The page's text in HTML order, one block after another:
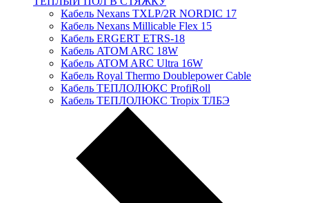
Кабель Nexans TXLP/2R NORDIC 17
Кабель Nexans Millicable Flex 15
Кабель ERGERT ETRS-18
Кабель ATOM ARC 18W
Кабель ATOM ARC Ultra 16W
Кабель Royal Thermo Doublepower Cable
Кабель ТЕПЛОЛЮКС ProfiRoll
Кабель ТЕПЛОЛЮКС Tropix ТЛБЭ